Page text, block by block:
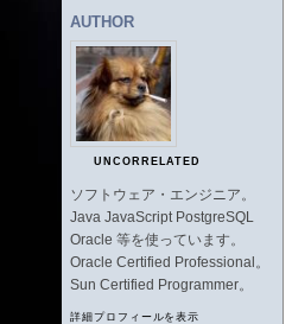
AUTHOR
UNCORRELATED
ソフトウェア・エンジニア。
Java JavaScript PostgreSQL
Oracle 等を使っています。
Oracle Certified Professional。
Sun Certified Programmer。
詳細プロフィールを表示